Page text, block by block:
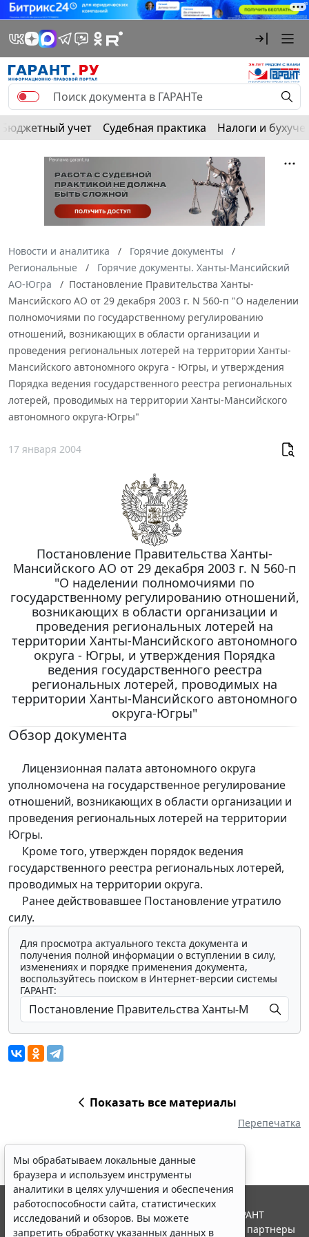
Бюджетный учет Судебная практика Налоги и
Новости и аналитика
Горячие документы
Региональные
Горячие документы. Ханты-Мансийский
АО-Югра
Постановление Правительства Ханты-
Мансийского АО от 29 декабря 2003 г. N 560-п "О наделении
полномочиями по государственному регулированию
отношений, возникающих в области организации и
проведения региональных лотерей на территории Ханты-
Мансийского автономного округа - Югры, и утверждения
Порядка ведения государственного реестра региональных
лотерей, проводимых на территории Ханты-Мансийского
автономного округа-Югры"
17 января 2004
Постановление Правительства Ханты-
Мансийского АО от 29 декабря 2003 г. N 560-п
"О наделении полномочиями по
государственному регулированию отношений,
возникающих в области организации и
проведения региональных лотерей на
территории Ханты-Мансийского автономного
округа - Югры, и утверждения Порядка
ведения государственного реестра
региональных лотерей, проводимых на
территории Ханты-Мансийского автономного
округа-Югры"
Обзор документа
Лицензионная палата автономного округа
уполномочена на государственное регулирование
отношений, возникающих в области организации и
проведения региональных лотерей на территории
Югры.
Кроме того, утвержден порядок ведения
государственного реестра региональных лотерей,
проводимых на территории округа.
Ранее действовавшее Постановление утратило
силу.
Для просмотра актуального текста документа и
получения полной информации о вступлении в силу,
изменениях и порядке применения документа,
воспользуйтесь поиском в Интернет-версии системы
ГАРАНТ:
Показать все материалы
Перепечатка
Мы обрабатываем локальные данные
браузера и используем инструменты
аналитики в целях улучшения и обеспечения
работоспособности сайта, статистических
исследований и обзоров. Вы можете
запретить обработку указанных данных в
© ООО "НПП "ГАРАНТ-СЕРВИС", 2026. Система ГАРАНТ
выпускается с 1990 года. Компания "Гарант" и ее партнеры